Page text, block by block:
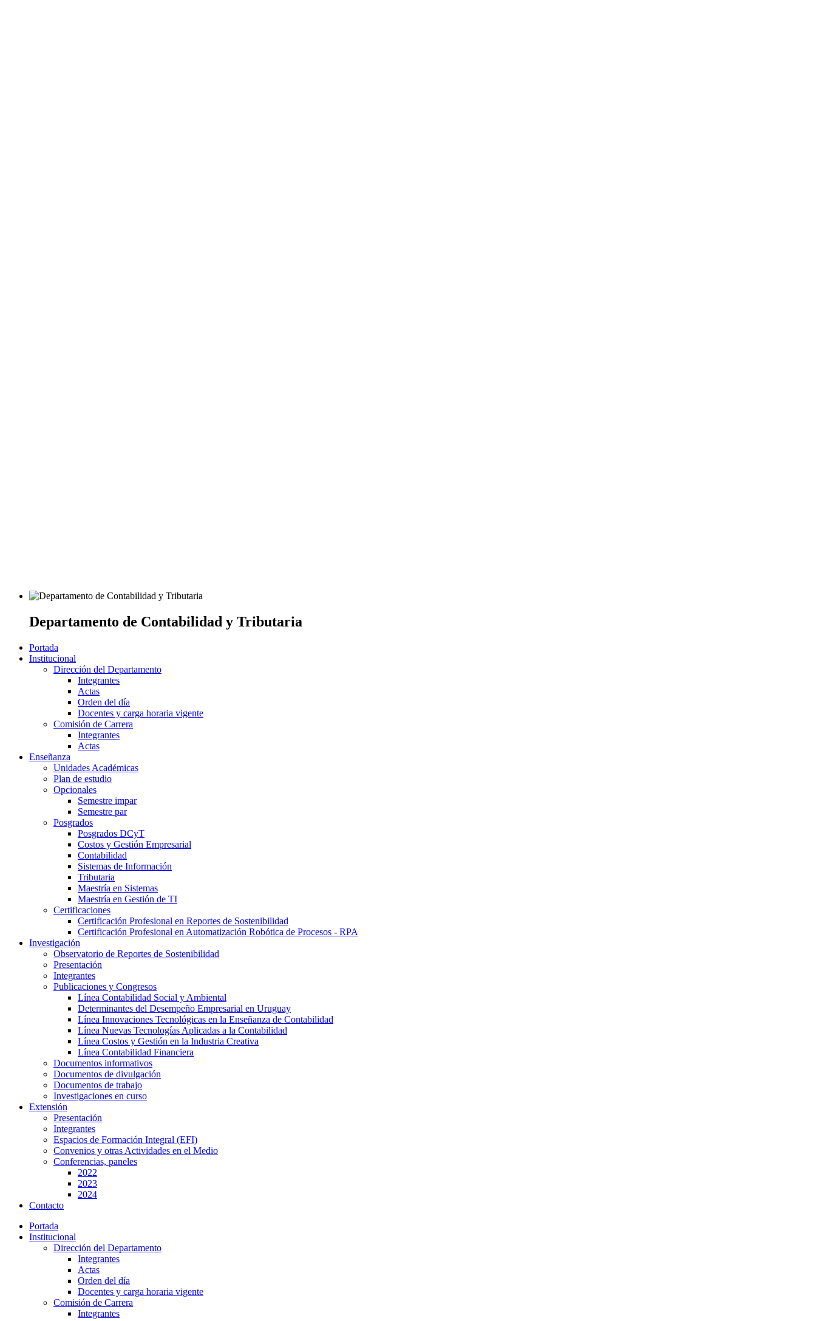
Departamento de Contabilidad y Tributaria
Portada
Institucional
Dirección del Departamento
Integrantes
Actas
Orden del día
Docentes y carga horaria vigente
Comisión de Carrera
Integrantes
Actas
Enseñanza
Unidades Académicas
Plan de estudio
Opcionales
Semestre impar
Semestre par
Posgrados
Posgrados DCyT
Costos y Gestión Empresarial
Contabilidad
Sistemas de Información
Tributaria
Maestría en Sistemas
Maestría en Gestión de TI
Certificaciones
Certificación Profesional en Reportes de Sostenibilidad
Certificación Profesional en Automatización Robótica de Procesos - RPA
Investigación
Observatorio de Reportes de Sostenibilidad
Presentación
Integrantes
Publicaciones y Congresos
Línea Contabilidad Social y Ambiental
Determinantes del Desempeño Empresarial en Uruguay
Línea Innovaciones Tecnológicas en la Enseñanza de Contabilidad
Línea Nuevas Tecnologías Aplicadas a la Contabilidad
Línea Costos y Gestión en la Industria Creativa
Línea Contabilidad Financiera
Documentos informativos
Documentos de divulgación
Documentos de trabajo
Investigaciones en curso
Extensión
Presentación
Integrantes
Espacios de Formación Integral (EFI)
Convenios y otras Actividades en el Medio
Conferencias, paneles
2022
2023
2024
Contacto
Portada
Institucional
Dirección del Departamento
Integrantes
Actas
Orden del día
Docentes y carga horaria vigente
Comisión de Carrera
Integrantes